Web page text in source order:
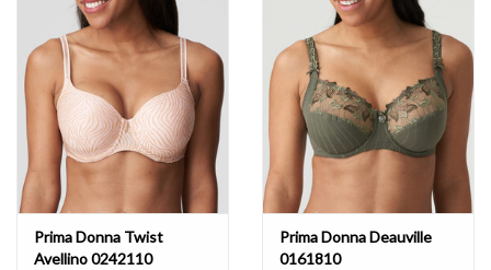
Lingerie-accessoires
Cartes-cadeaux
Prima Donna Twist
Avellino 0242110
Prima Donna Deauville
0161810